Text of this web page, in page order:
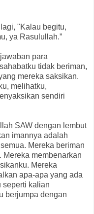
"Kalau begitu,
ya Rasulullah.”
para
tidak beriman,
mereka saksikan.
melihatku,
sendiri
SAW dengan lembut
imannya adalah
Mereka beriman
Mereka membenarkan
Mereka
apa-apa yang ada
seperti kalian
berjumpa dengan